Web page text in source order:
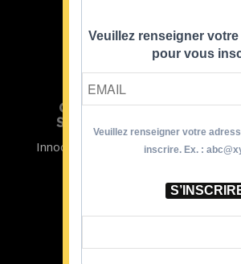
CRISTINA
SOUTIENT
Innocence en Danger
Veuillez renseigner votre
pour vous
Veuillez renseigner votre
inscrire. Ex. :